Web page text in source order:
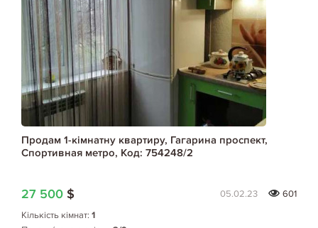
Продам 1-кімнатну квартиру, Гагарина проспект,
Спортивная метро, Код: 754248/2
27 500 $ 05.02.23
601
Кількість кімнат: 1